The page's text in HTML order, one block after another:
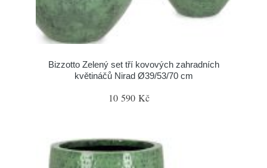
Bizzotto Zelený set tří kovových zahradních
květináčů Nirad Ø39/53/70 cm
10 590 Kč